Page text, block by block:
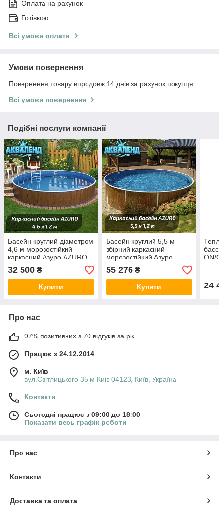
Оплата на рахунок
Готівкою
Всі умови оплати
Умови повернення
Повернення товару впродовж 14 днів за рахунок покупця
Всі умови повернення
Подібні послуги компанії
Басейн круглий діаметром
4,6 м морозостійкий
каркасний Азуро AZURO
Mountfield Чехія 402DL без
обладнання
32 500 ₴
Купити
Басейн круглий 5,5 м
збірний каркасний
морозостійкий Азуро
AZURO, Mountfield (Чехія)
403DL без обладнання
55 276₴
Купити
ON/
24
Про нас
97% позитивних з 70 відгуків за рік
Працює з 24.12.2014
м. Київ
вул.Світлицького 35 м Киів 04123, Київ, Україна
Контакти
Сьогодні працює з 09:00 до 18:00
Показати весь графік роботи
Про нас
Контакти
Доставка та оплата